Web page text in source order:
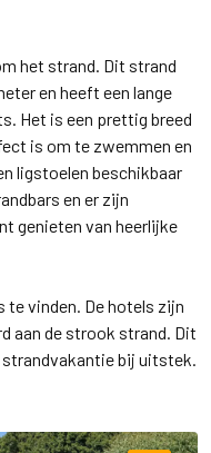
het strand. Dit strand
en heeft een lange
Het is een prettig breed
is om te zwemmen en
ligstoelen beschikbaar
en er zijn
genieten van heerlijke
vinden. De hotels zijn
aan de strook strand. Dit
bij uitstek.